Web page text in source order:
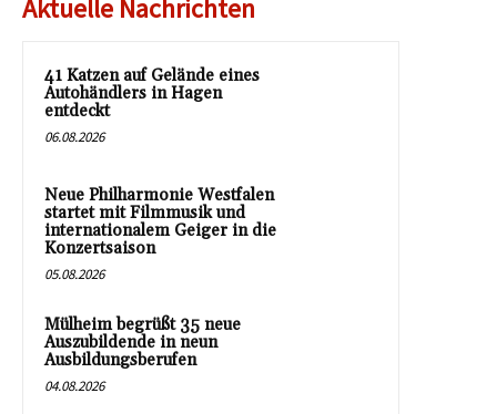
Aktuelle Nachrichten
41 Katzen auf Gelände eines
Autohändlers in Hagen
entdeckt
06.08.2026
Neue Philharmonie Westfalen
startet mit Filmmusik und
internationalem Geiger in die
Konzertsaison
05.08.2026
Mülheim begrüßt 35 neue
Auszubildende in neun
Ausbildungsberufen
04.08.2026